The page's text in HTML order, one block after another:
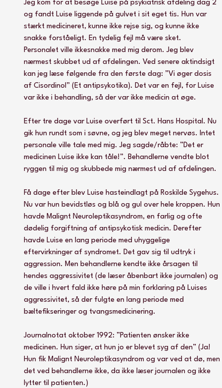
Jeg kom for at besøge Luise på psykiatrisk afdeling dag 2
og fandt Luise liggende på gulvet i sit eget tis. Hun var
stærkt medicineret, kunne ikke rejse sig, og kunne ikke
snakke forståeligt. En tydelig fejl må være sket.
Personalet ville ikkesnakke med mig derom. Jeg blev
nærmest skubbet ud af afdelingen. Ved senere aktindsigt
kan jeg læse følgende fra den første dag: ”Vi øger dosis
af Cisordinol” (Et antipsykotika). Det var en fejl, for Luise
var ikke i behandling, så der var ikke medicin at øge.
Efter tre dage var Luise overført til Sct. Hans Hospital. Nu
gik hun rundt som i søvne, og jeg blev meget nervøs. Intet
personale ville tale med mig. Jeg sagde/råbte: ”Det er
medicinen Luise ikke kan tåle!”. Behandlerne vendte blot
ryggen til mig og skubbede mig nærmest ud af afdelingen.
Få dage efter blev Luise hasteindlagt på Roskilde Sygehus.
Nu var hun bevidstløs og blå og gul over hele kroppen. Hun
havde Malignt Neuroleptikasyndrom, en farlig og ofte
dødelig forgiftning af antipsykotisk medicin. Derefter
havde Luise en lang periode med uhyggelige
eftervirkninger af syndromet. Det gav sig til udtryk i
aggression. Men behandlerne kendte ikke årsagen til
hendes aggressivitet (de læser åbenbart ikke journalen) og
de ville i hvert fald ikke høre på min forklaring på Luises
aggressivitet, så der fulgte en lang periode med
bæltefikseringer og tvangsmedicinering.
Journalnotat oktober 1992: ”Patienten ønsker ikke
medicinen. Hun siger, at hun jo er blevet syg af den” (Ja!
Hun fik Malignt Neuroleptikasyndrom og var ved at dø, men
det ved behandlerne ikke, da ikke læser journalen og ikke
lytter til patienten.)